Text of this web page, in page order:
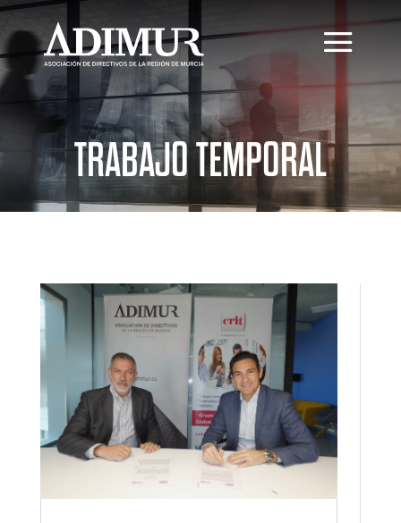
TRABAJO TEMPORAL